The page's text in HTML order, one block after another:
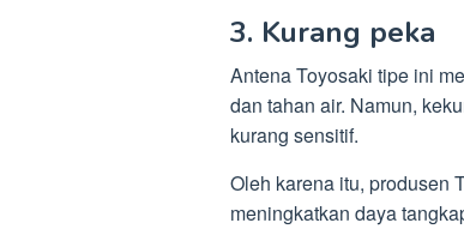
3. Kurang peka
Antena Toyosaki tipe ini
dan tahan air. Namun,
kurang sensitif.
Oleh karena itu, produsen
meningkatkan daya